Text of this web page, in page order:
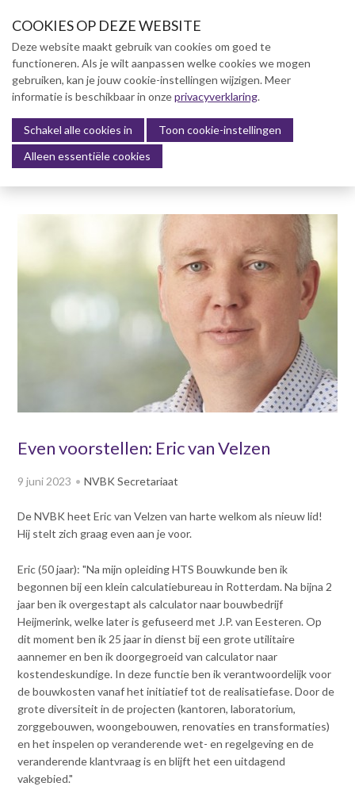
n
u
m
t
o
m
a
n
c
o
n
t
e
n
t
Menu
Even voorstellen: Eric van Velzen
9 juni 2023 NVBK Secretariaat
De NVBK heet Eric van Velzen van harte welkom als nieuw lid!
Hij stelt zich graag even aan je voor.
Eric (50 jaar): "Na mijn opleiding HTS Bouwkunde ben ik
begonnen bij een klein calculatiebureau in Rotterdam. Na bijna 2
jaar ben ik overgestapt als calculator naar bouwbedrijf
Heijmerink, welke later is gefuseerd met J.P. van Eesteren. Op
dit moment ben ik 25 jaar in dienst bij een grote utilitaire
aannemer en ben ik doorgegroeid van calculator naar
kostendeskundige. In deze functie ben ik verantwoordelijk voor
de bouwkosten vanaf het initiatief tot de realisatiefase. Door de
grote diversiteit in de projecten (kantoren, laboratorium,
zorggebouwen, woongebouwen, renovaties en transformaties)
en het inspelen op veranderende wet- en regelgeving en de
veranderende klantvraag is en blijft het een uitdagend
vakgebied."
Over NVBK
NVBK Leden
Lidmaatschap
Kennisbank
Dag van de Bouwkosten 2025
Magazine
Kostenmanagement Bouw &
Infra (KM)
ABK-model 2023
Boek Levensduurkosten –
Slim investeren, lang
profiteren
Dag van de
Bouwkostendeskundige 2024
Dag van de
november 2023
Bouwkostenmanagement
Publicatiereeks
levensduurkosten
Nieuwsarchief
Artikelen
Verenigingsdocumenten
Columns Bernd Karstenberg
Opleiding & Carrière
Partners
Actualiteit
Contact
Inloggen mijn NVBK
COOKIES OP DEZE WEBSITE
Deze website maakt gebruik van cookies om goed te
functioneren. Als je wilt aanpassen welke cookies we mogen
gebruiken, kan je jouw cookie-instellingen wijzigen. Meer
informatie is beschikbaar in onzeprivacyverklaring.
Schakel alle cookies in
Toon cookie-instellingen
Alleen essentiële cookies